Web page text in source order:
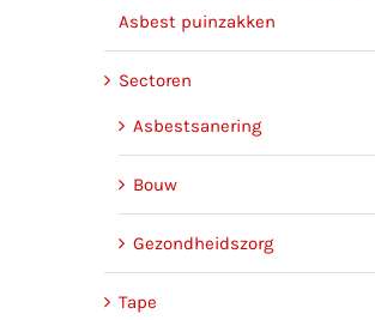
Asbest puinzakken
Sectoren
Asbestsanering
Bouw
Gezondheidszorg
Tape